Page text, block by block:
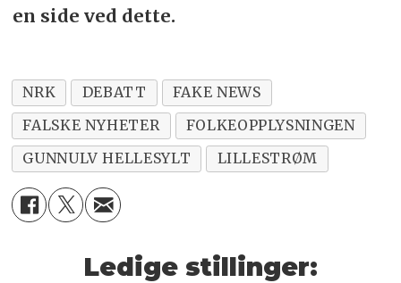
en side ved dette.
NRK DEBATT
FAKE NEWS
FALSKE NYHETER
FOLKEOPPLYSNINGEN
GUNNULV HELLESYLT
LILLESTRØM
Ledige stillinger: